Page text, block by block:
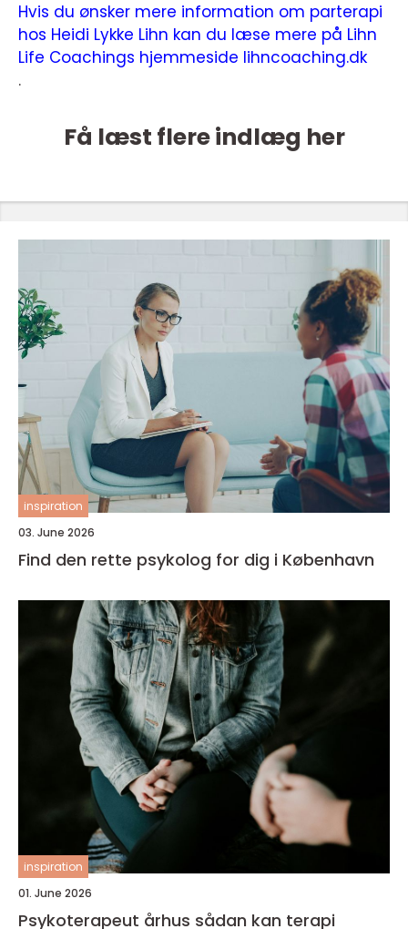
Hvis du ønsker mere information om parterapi
hos Heidi Lykke Lihn kan du læse mere på Lihn
Life Coachings hjemmeside lihncoaching.dk
.
Få læst flere indlæg her
inspiration
03. June 2026
Find den rette psykolog for dig i København
inspiration
01. June 2026
Psykoterapeut århus sådan kan terapi